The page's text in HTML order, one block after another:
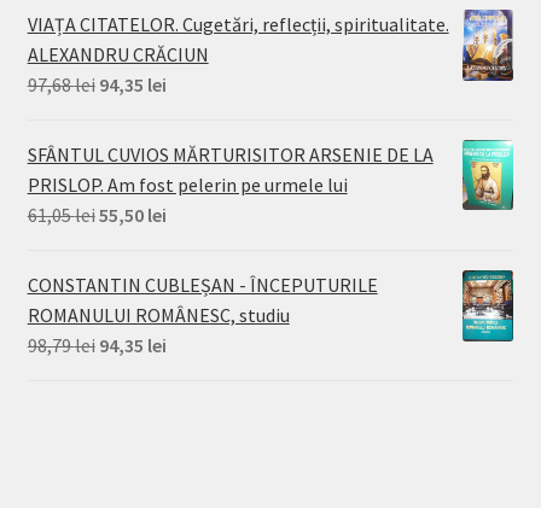
a
fost:
95,46 lei.
este:
94,35 lei.
VIAȚA CITATELOR. Cugetări, reflecții, spiritualitate.
ALEXANDRU CRĂCIUN
97,68lei Prețul
a
fost:
97,68 lei.
94,35 leiPrețul
este:
94,35 lei.
SFÂNTUL CUVIOS MĂRTURISITOR ARSENIE DE LA
PRISLOP. Am fost pelerin pe urmele lui
61,05leiPrețul
a
fost:
61,05 lei.
55,50 leiPrețul
este:
55,50 lei.
CONSTANTIN CUBLEȘAN - ÎNCEPUTURILE
ROMANULUI ROMÂNESC, studiu
98,79lei Prețul
94,35 leiPrețul